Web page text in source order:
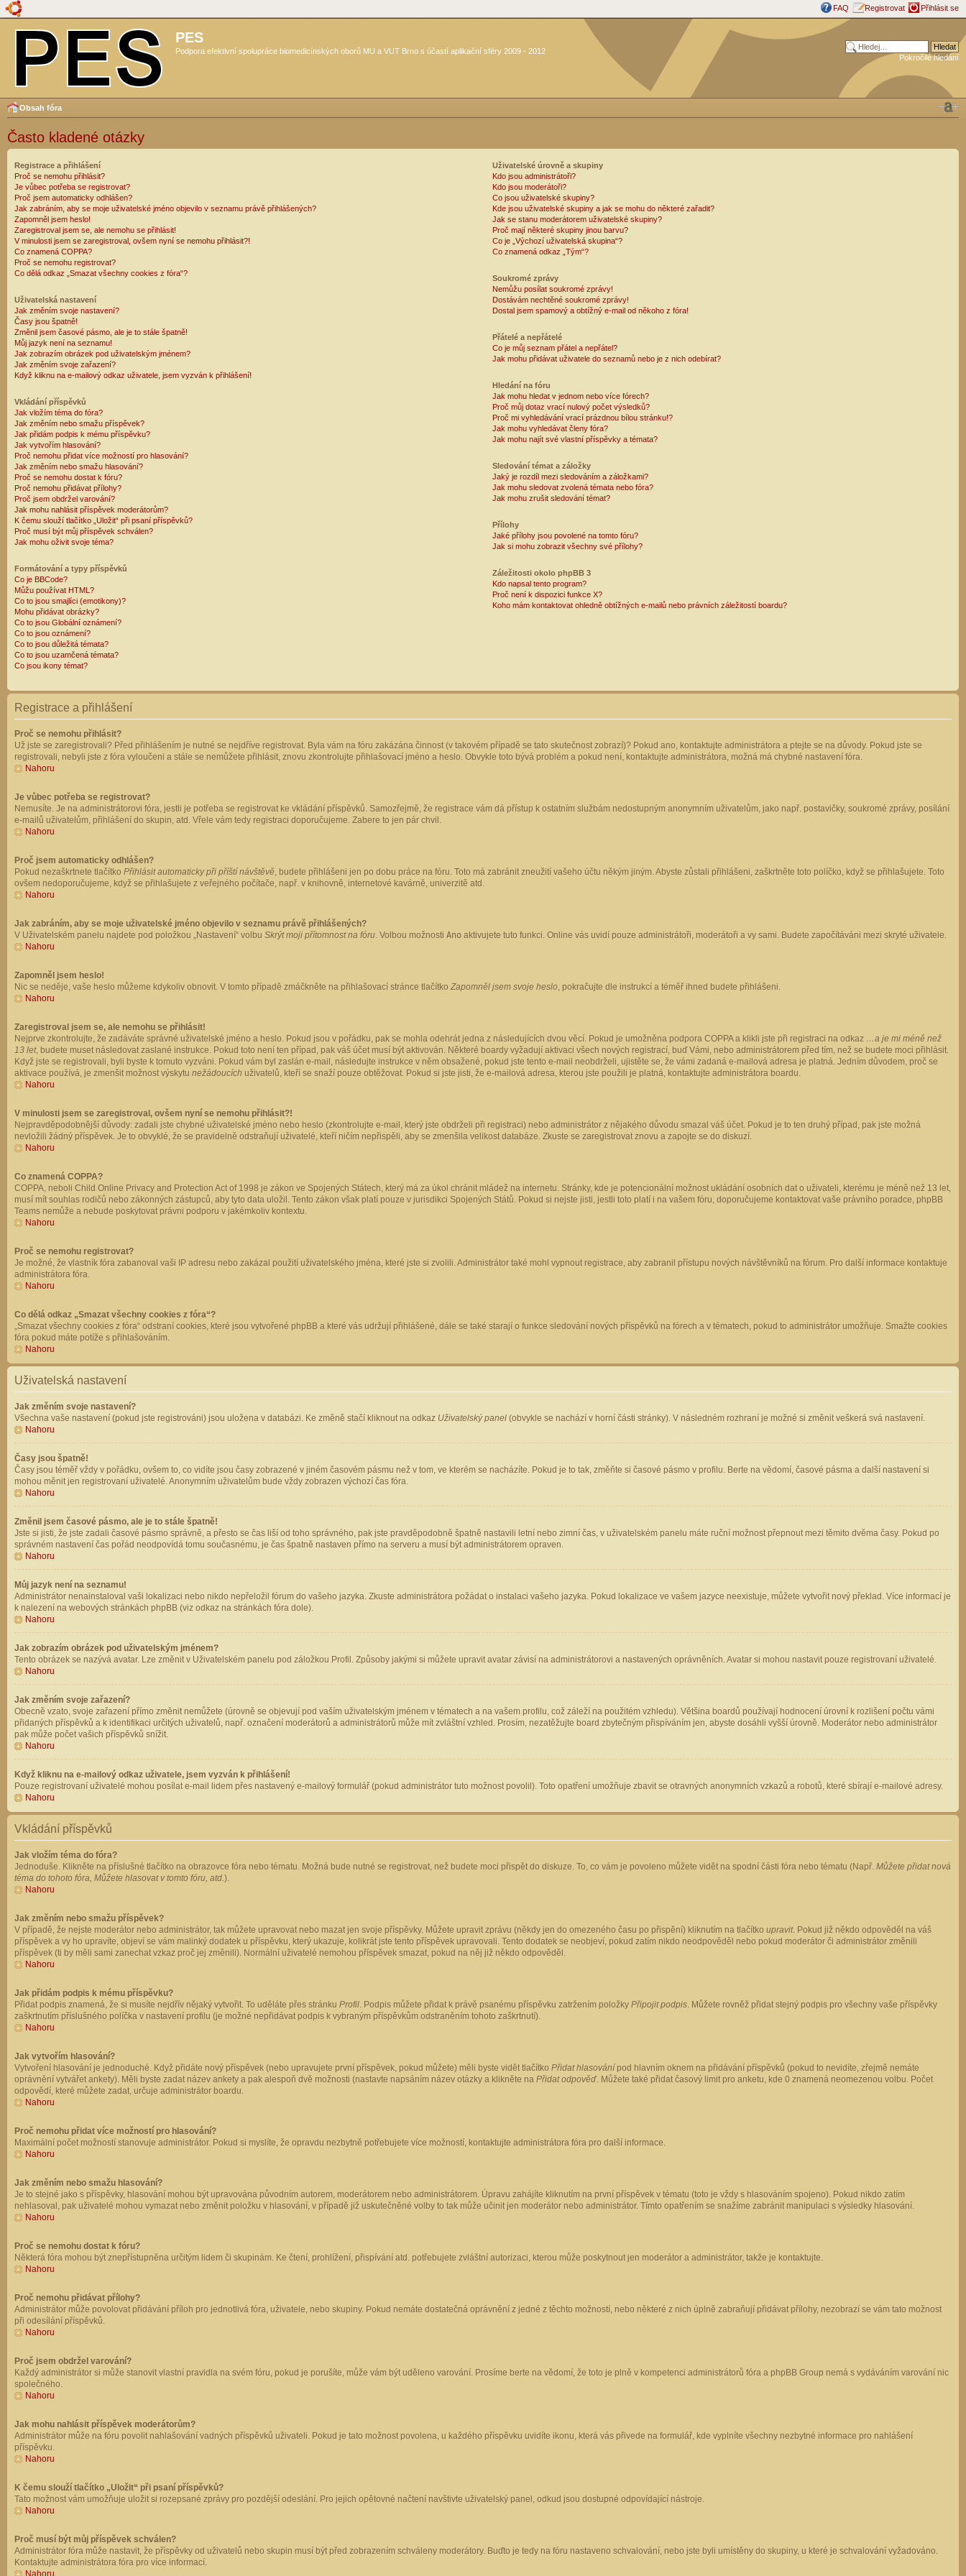
FAQ Registrovat Přihlásit se
PES
Podpora efektivní spolupráce biomedicínských oborů MU a VUT Brno s účastí aplikační sféry 2009 - 2012
Pokročilé hledání
Obsah fóra
Často kladené otázky
Registrace a přihlášení
Proč se nemohu přihlásit?
Je vůbec potřeba se registrovat?
Proč jsem automaticky odhlášen?
Jak zabráním, aby se moje uživatelské jméno objevilo v seznamu právě přihlášených?
Zapomněl jsem heslo!
Zaregistroval jsem se, ale nemohu se přihlásit!
V minulosti jsem se zaregistroval, ovšem nyní se nemohu přihlásit?!
Co znamená COPPA?
Proč se nemohu registrovat?
Co dělá odkaz „Smazat všechny cookies z fóra“?
Uživatelská nastavení
Jak změním svoje nastavení?
Časy jsou špatně!
Změnil jsem časové pásmo, ale je to stále špatně!
Můj jazyk není na seznamu!
Jak zobrazím obrázek pod uživatelským jménem?
Jak změním svoje zařazení?
Když kliknu na e-mailový odkaz uživatele, jsem vyzván k přihlášení!
Vkládání příspěvků
Jak vložím téma do fóra?
Jak změním nebo smažu příspěvek?
Jak přidám podpis k mému příspěvku?
Jak vytvořím hlasování?
Proč nemohu přidat více možností pro hlasování?
Jak změním nebo smažu hlasování?
Proč se nemohu dostat k fóru?
Proč nemohu přidávat přílohy?
Proč jsem obdržel varování?
Jak mohu nahlásit příspěvek moderátorům?
K čemu slouží tlačítko „Uložit“ při psaní příspěvků?
Proč musí být můj příspěvek schválen?
Jak mohu oživit svoje téma?
Formátování a typy příspěvků
Co je BBCode?
Můžu používat HTML?
Co to jsou smajlíci (emotikony)?
Mohu přidávat obrázky?
Co to jsou Globální oznámení?
Co to jsou oznámení?
Co to jsou důležitá témata?
Co to jsou uzamčená témata?
Co jsou ikony témat?
Uživatelské úrovně a skupiny
Kdo jsou administrátoři?
Kdo jsou moderátoři?
Co jsou uživatelské skupiny?
Kde jsou uživatelské skupiny a jak se mohu do některé zařadit?
Jak se stanu moderátorem uživatelské skupiny?
Proč mají některé skupiny jinou barvu?
Co je „Výchozí uživatelská skupina“?
Co znamená odkaz „Tým“?
Soukromé zprávy
Nemůžu posílat soukromé zprávy!
Dostávám nechtěné soukromé zprávy!
Dostal jsem spamový a obtížný e-mail od někoho z fóra!
Přátelé a nepřátelé
Co je můj seznam přátel a nepřátel?
Jak mohu přidávat uživatele do seznamů nebo je z nich odebírat?
Hledání na fóru
Jak mohu hledat v jednom nebo více fórech?
Proč můj dotaz vrací nulový počet výsledků?
Proč mi vyhledávání vrací prázdnou bílou stránku!?
Jak mohu vyhledávat členy fóra?
Jak mohu najít své vlastní příspěvky a témata?
Sledování témat a záložky
Jaký je rozdíl mezi sledováním a záložkami?
Jak mohu sledovat zvolená témata nebo fóra?
Jak mohu zrušit sledování témat?
Přílohy
Jaké přílohy jsou povolené na tomto fóru?
Jak si mohu zobrazit všechny své přílohy?
Záležitosti okolo phpBB 3
Kdo napsal tento program?
Proč není k dispozici funkce X?
Koho mám kontaktovat ohledně obtížných e-mailů nebo právních záležitostí boardu?
Registrace a přihlášení
Proč se nemohu přihlásit?
Už jste se zaregistrovali? Před přihlášením je nutné se nejdříve registrovat. Byla vám na fóru zakázána činnost (v takovém případě se tato skutečnost zobrazí)? Pokud ano, kontaktujte administrátora a ptejte se na důvody. Pokud jste se
registrovali, nebyli jste z fóra vyloučeni a stále se nemůžete přihlásit, znovu zkontrolujte přihlašovací jméno a heslo. Obvykle toto bývá problém a pokud není, kontaktujte administrátora, možná má chybné nastavení fóra.
Nahoru
Je vůbec potřeba se registrovat?
Nemusíte. Je na administrátorovi fóra, jestli je potřeba se registrovat ke vkládání příspěvků. Samozřejmě, že registrace vám dá přístup k ostatním službám nedostupným anonymním uživatelům, jako např. postavičky, soukromé zprávy, posílání
e-mailů uživatelům, přihlášení do skupin, atd. Vřele vám tedy registraci doporučujeme. Zabere to jen pár chvil.
Nahoru
Proč jsem automaticky odhlášen?
Pokud nezaškrtnete tlačítko Přihlásit automaticky při příští návštěvě, budete přihlášeni jen po dobu práce na fóru. Toto má zabránit zneužití vašeho účtu někým jiným. Abyste zůstali přihlášeni, zaškrtněte toto políčko, když se přihlašujete. Toto
ovšem nedoporučujeme, když se přihlašujete z veřejného počítače, např. v knihovně, internetové kavárně, univerzitě atd.
Nahoru
Jak zabráním, aby se moje uživatelské jméno objevilo v seznamu právě přihlášených?
V Uživatelském panelu najdete pod položkou „Nastavení“ volbu Skrýt moji přítomnost na fóru. Volbou možnosti Ano aktivujete tuto funkci. Online vás uvidí pouze administrátoři, moderátoři a vy sami. Budete započítáváni mezi skryté uživatele.
Nahoru
Zapomněl jsem heslo!
Nic se neděje, vaše heslo můžeme kdykoliv obnovit. V tomto případě zmáčkněte na přihlašovací stránce tlačítko Zapomněl jsem svoje heslo, pokračujte dle instrukcí a téměř ihned budete přihlášeni.
Nahoru
Zaregistroval jsem se, ale nemohu se přihlásit!
Nejprve zkontrolujte, že zadáváte správné uživatelské jméno a heslo. Pokud jsou v pořádku, pak se mohla odehrát jedna z následujících dvou věcí. Pokud je umožněna podpora COPPA a klikli jste při registraci na odkaz …a je mi méně než
13 let, budete muset následovat zaslané instrukce. Pokud toto není ten případ, pak váš účet musí být aktivován. Některé boardy vyžadují aktivaci všech nových registrací, buď Vámi, nebo administrátorem před tím, než se budete moci přihlásit.
Když jste se registrovali, byli byste k tomuto vyzváni. Pokud vám byl zaslán e-mail, následujte instrukce v něm obsažené, pokud jste tento e-mail neobdrželi, ujistěte se, že vámi zadaná e-mailová adresa je platná. Jedním důvodem, proč se
aktivace používá, je zmenšit možnost výskytu nežádoucích uživatelů, kteří se snaží pouze obtěžovat. Pokud si jste jisti, že e-mailová adresa, kterou jste použili je platná, kontaktujte administrátora boardu.
Nahoru
V minulosti jsem se zaregistroval, ovšem nyní se nemohu přihlásit?!
Nejpravděpodobnější důvody: zadali jste chybné uživatelské jméno nebo heslo (zkontrolujte e-mail, který jste obdrželi při registraci) nebo administrátor z nějakého důvodu smazal váš účet. Pokud je to ten druhý případ, pak jste možná
nevložili žádný příspěvek. Je to obvyklé, že se pravidelně odstraňují uživatelé, kteří ničím nepřispěli, aby se zmenšila velikost databáze. Zkuste se zaregistrovat znovu a zapojte se do diskuzí.
Nahoru
Co znamená COPPA?
COPPA, neboli Child Online Privacy and Protection Act of 1998 je zákon ve Spojených Státech, který má za úkol chránit mládež na internetu. Stránky, kde je potencionální možnost ukládání osobních dat o uživateli, kterému je méně než 13 let,
musí mít souhlas rodičů nebo zákonných zástupců, aby tyto data uložil. Tento zákon však platí pouze v jurisdikci Spojených Států. Pokud si nejste jisti, jestli toto platí i na vašem fóru, doporučujeme kontaktovat vaše právního poradce, phpBB
Teams nemůže a nebude poskytovat právni podporu v jakémkoliv kontextu.
Nahoru
Proč se nemohu registrovat?
Je možné, že vlastník fóra zabanoval vaši IP adresu nebo zakázal použití uživatelského jména, které jste si zvolili. Administrátor také mohl vypnout registrace, aby zabranil přístupu nových návštěvníků na fórum. Pro další informace kontaktuje
administrátora fóra.
Nahoru
Co dělá odkaz „Smazat všechny cookies z fóra“?
„Smazat všechny cookies z fóra“ odstraní cookies, které jsou vytvořené phpBB a které vás udržují přihlášené, dále se také starají o funkce sledování nových příspěvků na fórech a v tématech, pokud to administrátor umožňuje. Smažte cookies
fóra pokud máte potíže s přihlašováním.
Nahoru
Uživatelská nastavení
Jak změním svoje nastavení?
Všechna vaše nastavení (pokud jste registrováni) jsou uložena v databázi. Ke změně stačí kliknout na odkaz Uživatelský panel (obvykle se nachází v horní části stránky). V následném rozhraní je možné si změnit veškerá svá nastavení.
Nahoru
Časy jsou špatně!
Časy jsou téměř vždy v pořádku, ovšem to, co vidíte jsou časy zobrazené v jiném časovém pásmu než v tom, ve kterém se nacházíte. Pokud je to tak, změňte si časové pásmo v profilu. Berte na vědomí, časové pásma a další nastavení si
mohou měnit jen registrovaní uživatelé. Anonymním uživatelům bude vždy zobrazen výchozí čas fóra.
Nahoru
Změnil jsem časové pásmo, ale je to stále špatně!
Jste si jisti, že jste zadali časové pásmo správně, a přesto se čas liší od toho správného, pak jste pravděpodobně špatně nastavili letní nebo zimní čas, v uživatelském panelu máte ruční možnost přepnout mezi těmito dvěma časy. Pokud po
správném nastavení čas pořád neodpovídá tomu současnému, je čas špatně nastaven přímo na serveru a musí být administrátorem opraven.
Nahoru
Můj jazyk není na seznamu!
Administrátor nenainstaloval vaši lokalizaci nebo nikdo nepřeložil fórum do vašeho jazyka. Zkuste administrátora požádat o instalaci vašeho jazyka. Pokud lokalizace ve vašem jazyce neexistuje, můžete vytvořit nový překlad. Více informací je
k nalezení na webových stránkách phpBB (viz odkaz na stránkách fóra dole).
Nahoru
Jak zobrazím obrázek pod uživatelským jménem?
Tento obrázek se nazývá avatar. Lze změnit v Uživatelském panelu pod záložkou Profil. Způsoby jakými si můžete upravit avatar závisí na administrátorovi a nastavených oprávněních. Avatar si mohou nastavit pouze registrovaní uživatelé.
Nahoru
Jak změním svoje zařazení?
Obecně vzato, svoje zařazení přímo změnit nemůžete (úrovně se objevují pod vaším uživatelským jménem v tématech a na vašem profilu, což záleží na použitém vzhledu). Většina boardů používají hodnocení úrovní k rozlišení počtu vámi
přidaných příspěvků a k identifikaci určitých uživatelů, např. označení moderátorů a administrátorů může mít zvláštní vzhled. Prosím, nezatěžujte board zbytečným přispíváním jen, abyste dosáhli vyšší úrovně. Moderátor nebo administrátor
pak může počet vašich příspěvků snížit.
Nahoru
Když kliknu na e-mailový odkaz uživatele, jsem vyzván k přihlášení!
Pouze registrovaní uživatelé mohou posílat e-mail lidem přes nastavený e-mailový formulář (pokud administrátor tuto možnost povolil). Toto opatření umožňuje zbavit se otravných anonymních vzkazů a robotů, které sbírají e-mailové adresy.
Nahoru
Vkládání příspěvků
Jak vložím téma do fóra?
Jednoduše. Klikněte na příslušné tlačítko na obrazovce fóra nebo tématu. Možná bude nutné se registrovat, než budete moci přispět do diskuze. To, co vám je povoleno můžete vidět na spodní části fóra nebo tématu (Např. Můžete přidat nová
téma do tohoto fóra, Můžete hlasovat v tomto fóru, atd.).
Nahoru
Jak změním nebo smažu příspěvek?
V případě, že nejste moderátor nebo administrátor, tak můžete upravovat nebo mazat jen svoje příspěvky. Můžete upravit zprávu (někdy jen do omezeného času po přispění) kliknutím na tlačítko upravit. Pokud již někdo odpověděl na váš
příspěvek a vy ho upravíte, objeví se vám malinký dodatek u příspěvku, který ukazuje, kolikrát jste tento příspěvek upravovali. Tento dodatek se neobjeví, pokud zatím nikdo neodpověděl nebo pokud moderátor či administrátor změnili
příspěvek (ti by měli sami zanechat vzkaz proč jej změnili). Normální uživatelé nemohou příspěvek smazat, pokud na něj již někdo odpověděl.
Nahoru
Jak přidám podpis k mému příspěvku?
Přidat podpis znamená, že si musíte nejdřív nějaký vytvořit. To uděláte přes stránku Profil. Podpis můžete přidat k právě psanému příspěvku zatržením položky Připojit podpis. Můžete rovněž přidat stejný podpis pro všechny vaše příspěvky
zaškrtnutím příslušného políčka v nastavení profilu (je možné nepřidávat podpis k vybraným příspěvkům odstraněním tohoto zaškrtnutí).
Nahoru
Jak vytvořím hlasování?
Vytvoření hlasování je jednoduché. Když přidáte nový příspěvek (nebo upravujete první příspěvek, pokud můžete) měli byste vidět tlačítko Přidat hlasování pod hlavním oknem na přidávání příspěvků (pokud to nevidíte, zřejmě nemáte
oprávnění vytvářet ankety). Měli byste zadat název ankety a pak alespoň dvě možnosti (nastavte napsáním název otázky a klikněte na Přidat odpověď. Můžete také přidat časový limit pro anketu, kde 0 znamená neomezenou volbu. Počet
odpovědí, které můžete zadat, určuje administrátor boardu.
Nahoru
Proč nemohu přidat více možností pro hlasování?
Maximální počet možností stanovuje administrátor. Pokud si myslíte, že opravdu nezbytně potřebujete více možností, kontaktujte administrátora fóra pro další informace.
Nahoru
Jak změním nebo smažu hlasování?
Je to stejné jako s příspěvky, hlasování mohou být upravována původním autorem, moderátorem nebo administrátorem. Úpravu zahájíte kliknutím na první příspěvek v tématu (toto je vždy s hlasováním spojeno). Pokud nikdo zatím
nehlasoval, pak uživatelé mohou vymazat nebo změnit položku v hlasování, v případě již uskutečněné volby to tak může učinit jen moderátor nebo administrátor. Tímto opatřením se snažíme zabránit manipulaci s výsledky hlasování.
Nahoru
Proč se nemohu dostat k fóru?
Některá fóra mohou být znepřístupněna určitým lidem či skupinám. Ke čtení, prohlížení, přispívání atd. potřebujete zvláštní autorizaci, kterou může poskytnout jen moderátor a administrátor, takže je kontaktujte.
Nahoru
Proč nemohu přidávat přílohy?
Administrátor může povolovat přidávání příloh pro jednotlivá fóra, uživatele, nebo skupiny. Pokud nemáte dostatečná oprávnění z jedné z těchto možností, nebo některé z nich úplně zabraňují přidávat přílohy, nezobrazí se vám tato možnost
při odesílání příspěvků.
Nahoru
Proč jsem obdržel varování?
Každý administrátor si může stanovit vlastní pravidla na svém fóru, pokud je porušíte, může vám být uděleno varování. Prosíme berte na vědomí, že toto je plně v kompetenci administrátorů fóra a phpBB Group nemá s vydáváním varování nic
společného.
Nahoru
Jak mohu nahlásit příspěvek moderátorům?
Administrátor může na fóru povolit nahlašování vadných příspěvků uživateli. Pokud je tato možnost povolena, u každého příspěvku uvidíte ikonu, která vás přivede na formulář, kde vyplníte všechny nezbytné informace pro nahlášení
příspěvku.
Nahoru
K čemu slouží tlačítko „Uložit“ při psaní příspěvků?
Tato možnost vám umožňuje uložit si rozepsané zprávy pro pozdější odeslání. Pro jejich opětovné načtení navštivte uživatelský panel, odkud jsou dostupné odpovídající nástroje.
Nahoru
Proč musí být můj příspěvek schválen?
Administrátor fóra může nastavit, že příspěvky od uživatelů nebo skupin musí být před zobrazením schváleny moderátory. Buďto je tedy na fóru nastaveno schvalování, nebo jste byli umístěny do skupiny, u které je schvalování vyžadováno.
Kontaktujte administrátora fóra pro více informací.
Nahoru